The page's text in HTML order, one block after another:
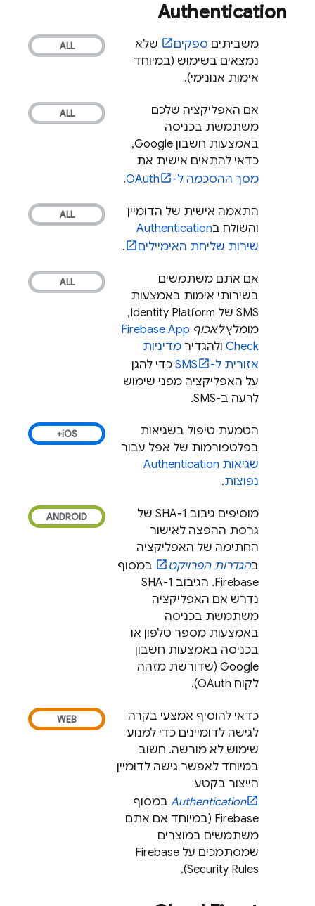
Authentication
משביתים ספקים
שלא
נמצאים בשימוש (במיוחד
אימות אנונימי).
אם האפליקציה שלכם
משתמשת בכניסה
באמצעות חשבון Google,
כדאי להתאים אישית את
מסך ההסכמה ל-OAuth
.
התאמה אישית של הדומיין
והשולח בAuthentication
שירות שליחת האימיילים
.
אם אתם משתמשים
בשירותי אימות באמצעות
SMS של Identity Platform,
מומלץלאכוף Firebase App
Check ולהגדיר מדיניות
אזורית ל-SMS
כדי להגן
על האפליקציה מפני שימוש
לרעה ב-SMS.
הטמעת טיפול בשגיאות
בפלטפורמות של אפל עבור
שגיאות Authentication
נפוצות.
מוסיפים גיבוב SHA-1 של
גרסת ההפצה לאישור
החתימה של האפליקציה
בהגדרות הפרויקט
במסוף
Firebase
. הגיבוב SHA-1
נדרש אם האפליקציה
משתמשת בכניסה
באמצעות מספר טלפון או
בכניסה באמצעות חשבון
Google (שדורשת מזהה
לקוח OAuth).
כדאי להוסיף אמצעי בקרה
לגישה לדומיינים כדי למנוע
שימוש לא מורשה. חשוב
במיוחד לאפשר גישה לדומיין
הייצור בקטע
Authentication במסוף
Firebase (במיוחד אם אתם
משתמשים במוצרים
שמסתמכים על Firebase
Security Rules
).